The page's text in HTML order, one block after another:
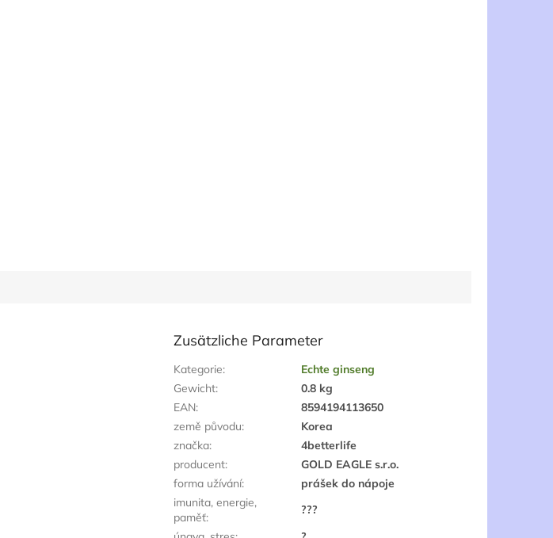
Zusätzliche Parameter
Kategorie:
Echte ginseng
Gewicht:
0.8 kg
EAN:
8594194113650
země původu:
Korea
značka:
4betterlife
producent:
GOLD EAGLE s.r.o.
forma užívání:
prášek do nápoje
imunita, energie,
paměť:
???